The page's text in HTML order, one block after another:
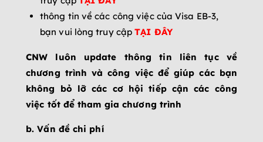
thông tin về các công việc của Visa EB-3,
bạn vui lòng truy cậpTẠI ĐÂY
CNW luôn update thông tin liên tục về
chương trình và công việc để giúp các bạn
không bỏ lỡ các cơ hội tiếp cận các công
việc tốt để tham gia chương trình
b. Vấn đề chi phí